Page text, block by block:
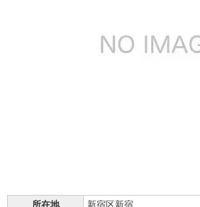
所在地 新宿区新宿